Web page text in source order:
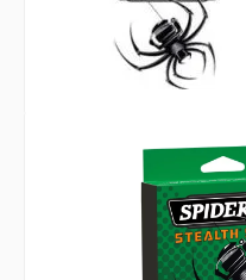
Bildergalerie überspringen